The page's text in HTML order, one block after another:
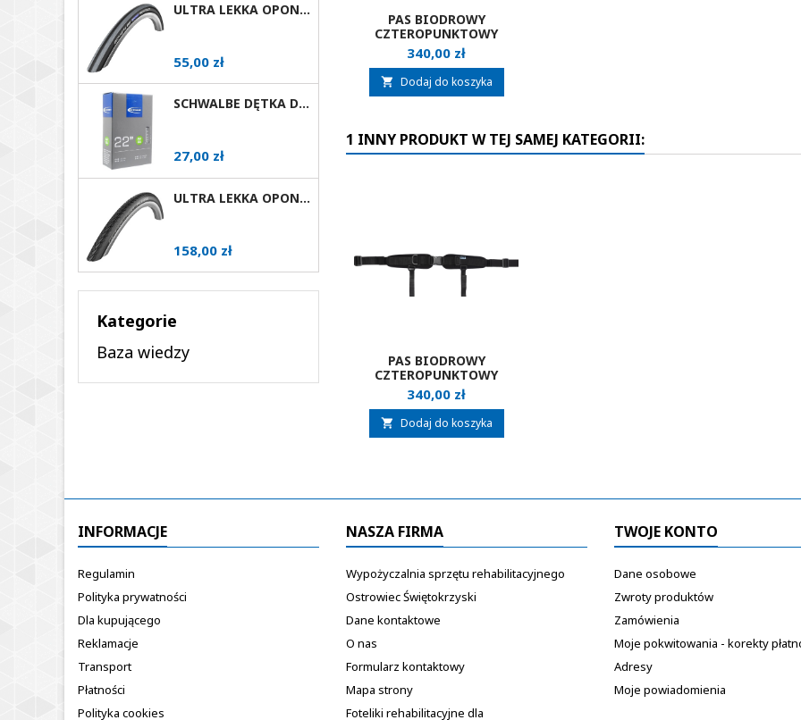
ULTRA LEKKA OPONA DO WÓZKA AKTYWNEGO SCHWALBE RIGHTRUN RÓŻNE ROZMIARY I KOLORY AV
Cena
55,00 zł
SCHWALBE DĘTKA DO WÓZKA INWALIDZKIEGO 22X1 AV
Cena
27,00 zł
ULTRA LEKKA OPONA DO WÓZKA AKTYWNEGO SCHWALBE MARATHON PLUS EVOLUTION RÓŻNE ROZMIARY AV
Cena
158,00 zł
Kategorie
Baza wiedzy
PAS BIODROWY
CZTEROPUNKTOWY
BUDDY BRACE
Cena
340,00 zł
 Dodaj do koszyka
1 INNY PRODUKT W TEJ SAMEJ KATEGORII:
PAS BIODROWY
CZTEROPUNKTOWY
BUDDY BRACE
Cena
340,00 zł
 Dodaj do koszyka
INFORMACJE
Regulamin
Polityka prywatności
Dla kupującego
Reklamacje
Transport
Płatności
Polityka cookies
NASZA FIRMA
Wypożyczalnia sprzętu rehabilitacyjnego
Ostrowiec Świętokrzyski
Dane kontaktowe
O nas
Formularz kontaktowy
Mapa strony
Foteliki rehabilitacyjne dla
TWOJE KONTO
Dane osobowe
Zwroty produktów
Zamówienia
Moje pokwitowania - korekty
Adresy
Moje powiadomienia